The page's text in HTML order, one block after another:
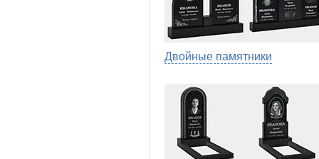
Двойные памятники